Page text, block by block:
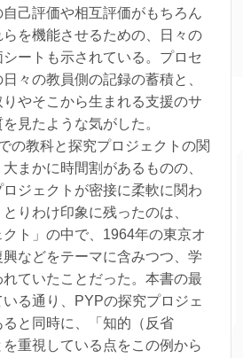
己評価や相互評価がもちろん
を機能させるための、日々の
ートも示されている。プロセ
々の教員側の記録の蓄積と、
やそこから生まれる支援のサ
見たような気がした。
の教科と探究プロジェクトの関
まかに時間割があるものの、
ジェクトが密接に柔軟に関わ
りわけ印象に残ったのは、
クト」の中で、1964年の東京オ
などをテーマに含みつつ、学
ていたことだった。本書の最
る通り、PYPの探究プロジェ
と同時に、「知的（反省
重視している点をこの例から